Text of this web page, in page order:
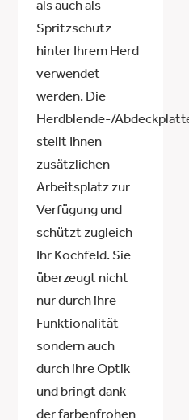
als auch als
Spritzschutz
hinter Ihrem Herd
verwendet
werden. Die
Herdblende-/
stellt Ihnen
zusätzlichen
Arbeitsplatz zur
Verfügung und
schützt zugleich
Ihr Kochfeld. Sie
überzeugt nicht
nur durch ihre
Funktionalität
sondern auch
durch ihre Optik
und bringt dank
der farbenfrohen